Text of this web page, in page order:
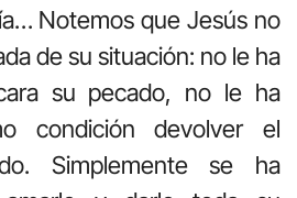
Notemos que Jesús no
de su situación: no le ha
su pecado, no le ha
condición devolver el
Simplemente se ha